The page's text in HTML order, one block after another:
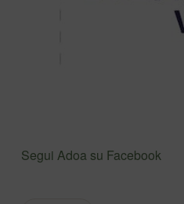
Segui Adoa su Facebook